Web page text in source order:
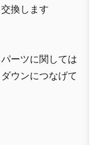
換します
ーツに関しては
ウンにつなげて